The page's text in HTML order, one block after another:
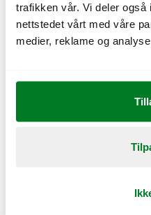
trafikken vår. Vi deler
nettstedet vårt med våre
medier, reklame og analyse.
CO e
Næringsinnhold